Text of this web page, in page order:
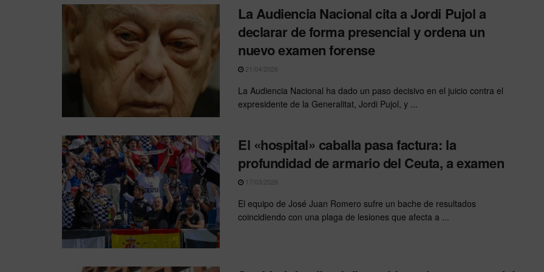
La Audiencia Nacional cita a Jordi Pujol a
declarar de forma presencial y ordena un
nuevo examen forense
21/04/2026
La Audiencia Nacional ha dado un paso decisivo en el juicio contra el
expresidente de la Generalitat, Jordi Pujol, y ...
El «hospital» caballa pasa factura: la
profundidad de armario del Ceuta, a examen
17/03/2026
El equipo de José Juan Romero sufre un bache de resultados
coincidiendo con una plaga de lesiones que afecta a ...